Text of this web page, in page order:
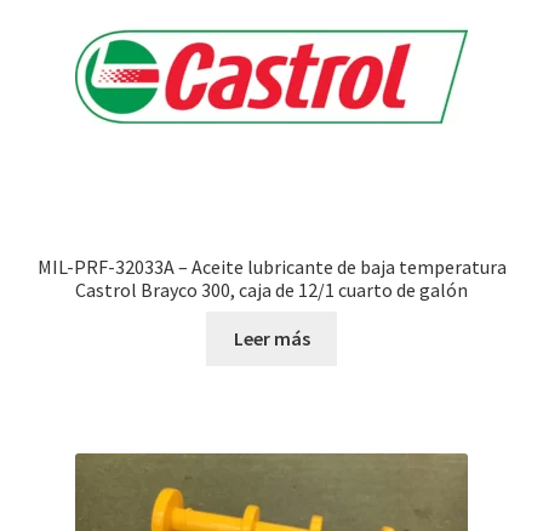
MIL-PRF-32033A – Aceite lubricante de baja temperatura
Castrol Brayco 300, caja de 12/1 cuarto de galón
Leer más